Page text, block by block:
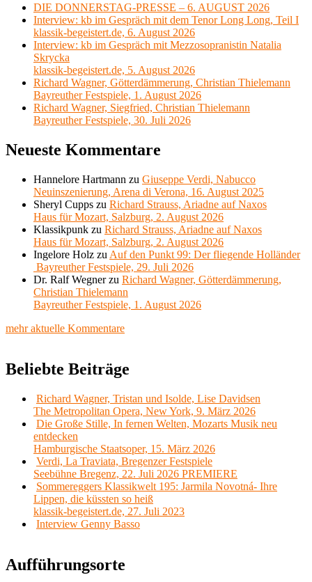
DIE DONNERSTAG-PRESSE – 6. AUGUST 2026
Interview: kb im Gespräch mit dem Tenor Long Long, Teil I
klassik-begeistert.de, 6. August 2026
Interview: kb im Gespräch mit Mezzosopranistin Natalia
Skrycka
klassik-begeistert.de, 5. August 2026
Richard Wagner, Götterdämmerung, Christian Thielemann
Bayreuther Festspiele, 1. August 2026
Richard Wagner, Siegfried, Christian Thielemann
Bayreuther Festspiele, 30. Juli 2026
Neueste Kommentare
Hannelore Hartmann zu Giuseppe Verdi, Nabucco
Neuinszenierung, Arena di Verona, 16. August 2025
Sheryl Cupps zu Richard Strauss, Ariadne auf Naxos
Haus für Mozart, Salzburg, 2. August 2026
Klassikpunk zu Richard Strauss, Ariadne auf Naxos
Haus für Mozart, Salzburg, 2. August 2026
Ingelore Holz zu Auf den Punkt 99: Der fliegende Holländer
Bayreuther Festspiele, 29. Juli 2026
Dr. Ralf Wegnerzu Richard Wagner, Götterdämmerung,
Christian Thielemann
Bayreuther Festspiele, 1. August 2026
mehr aktuelle Kommentare
Beliebte Beiträge
Richard Wagner, Tristan und Isolde, Lise Davidsen
The Metropolitan Opera, New York, 9. März 2026
Die Große Stille, In fernen Welten, Mozarts Musik neu
entdecken
Hamburgische Staatsoper, 15. März 2026
Verdi, La Traviata, Bregenzer Festspiele
Seebühne Bregenz, 22. Juli 2026 PREMIERE
Sommereggers Klassikwelt 195: Jarmila Novotná- Ihre
Lippen, die küssten so heiß
klassik-begeistert.de, 27. Juli 2023
Interview Genny Basso
Aufführungsorte